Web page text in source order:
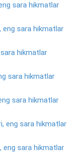
sara hikmatlar
eng sara hikmatlar
hikmatlar
sara hikmatlar
sara hikmatlar
eng sara hikmatlar
eng sara hikmatlar